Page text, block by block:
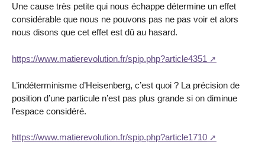
Une cause très petite qui nous échappe détermine un effet
considérable que nous ne pouvons pas ne pas voir et alors
nous disons que cet effet est dû au hasard.
https://www.matierevolution.fr/spip.php?article4351
L’indéterminisme d’Heisenberg, c’est quoi ? La précision de
position d’une particule n’est pas plus grande si on diminue
l’espace considéré.
https://www.matierevolution.fr/spip.php?article1710